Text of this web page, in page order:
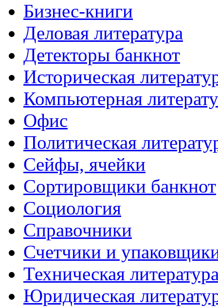
Бизнес-книги
Деловая литература
Детекторы банкнот
Историческая
Компьютерная
Офис
Политическая
Сейфы, ячейки
Сортировщики банкнот
Социология
Справочники
Счетчики и
Техническая
Юридическая